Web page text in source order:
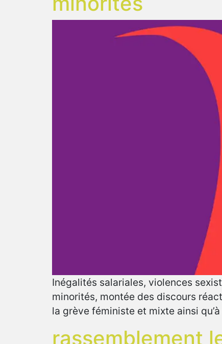
Inégalités salariales, violences
minorités, montée des discours
la grève féministe et mixte ainsi
rassemblement